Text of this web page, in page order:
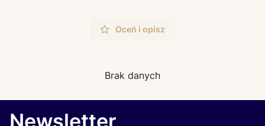
Oceń i opisz
Brak danych